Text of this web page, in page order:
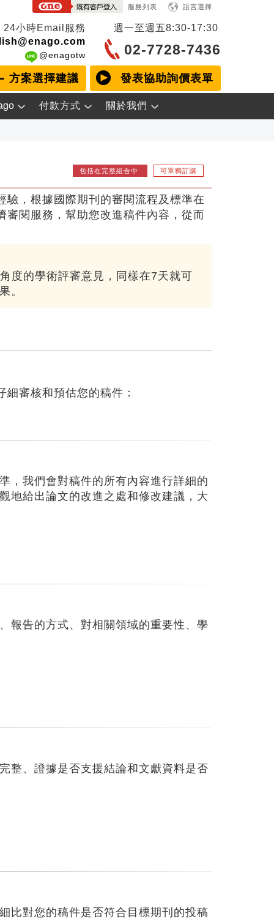
語言選擇
服務列表
24小時Email服務
@enagotw
週一至週五8:30-17:30
02-7728-7436
方案選擇建議 發表協助詢價表單
付款方式 關於我們
包括在完整組合中 可單獨訂購
，根據國際期刊的審閱流程及標準在
閱服務，幫助您改進稿件內容，從而
度的學術評審意見，同樣在7天就可
。
審核和預估您的稿件：
，我們會對稿件的所有內容進行詳細的
地給出論文的改進之處和修改建議，大
報告的方式、對相關領域的重要性、學
整、證據是否支援結論和文獻資料是否
比對您的稿件是否符合目標期刊的投稿